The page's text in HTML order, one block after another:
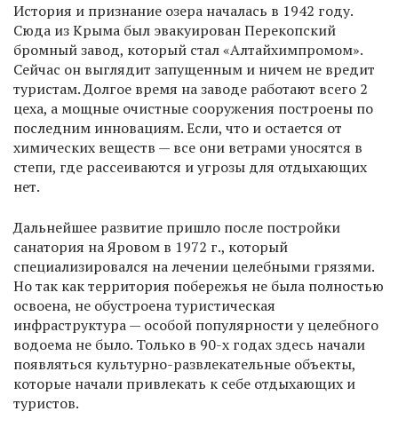
История и признание озера началась в 1942 году.
Сюда из Крыма был эвакуирован Перекопский
бромный завод, который стал «Алтайхимпромом».
Сейчас он выглядит запущенным и ничем не вредит
туристам. Долгое время на заводе работают всего 2
цеха, а мощные очистные сооружения построены по
последним инновациям. Если, что и остается от
химических веществ — все они ветрами уносятся в
степи, где рассеиваются и угрозы для отдыхающих
нет.
Дальнейшее развитие пришло после постройки
санатория на Яровом в 1972 г., который
специализировался на лечении целебными грязями.
Но так как территория побережья не была полностью
освоена, не обустроена туристическая
инфраструктура — особой популярности у целебного
водоема не было. Только в 90-х годах здесь начали
появляться культурно-развлекательные объекты,
которые начали привлекать к себе отдыхающих и
туристов.